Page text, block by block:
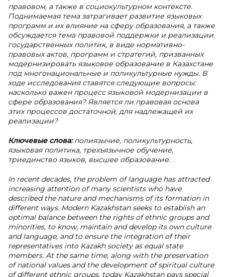
правовом, а также в социокультурном контексте.
Поднимаемая тема затрагивает развитие языковых
программ и их влияние на сферу образования, а также
обсуждается тема правовой поддержки и реализации
государственных политик, в виде нормативно-
правовых актов, программ и стратегий, призванных
модернизировать языковое образование в Казахстане
под многонациональные и поликультурные нужды. В
ходе исследования ставятся следующие вопросы:
насколько важен процесс языковой модернизации в
сфере образования? Является ли правовая основа
этих процессов достаточной, для надлежащей их
реализации?
Ключевые слова:полиязычие, поликультурность,
языковая политика, трехъязычное обучение,
триединство языков, высшее образование.
In recent decades, the problem of language has attracted
increasing attention of many scientists who have
described the nature and mechanisms of its formation in
different ways. Modern Kazakhstan seeks to establish an
optimal balance between the rights of ethnic groups and
minorities, to know, maintain and develop its own culture
and language, and to ensure the integration of their
representatives into Kazakh society as equal state
members. At the same time, along with the preservation
of national values and the development of spiritual culture
of different ethnic groups, today Kazakhstan pays special